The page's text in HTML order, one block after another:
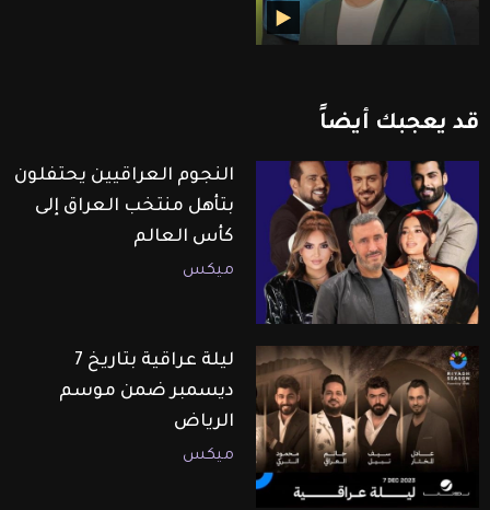
قد يعجبك أيضاً
النجوم العراقيين يحتفلون
بتأهل منتخب العراق إلى
كأس العالم
ميكس
ليلة عراقية بتاريخ 7
ديسمبر ضمن موسم
الرياض
ميكس